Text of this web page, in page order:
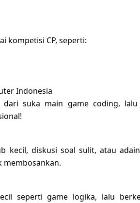
kompetisi CP, seperti:
Indonesia
suka main game coding, lalu
kecil, diskusi soal sulit, atau
membosankan.
seperti game logika, lalu